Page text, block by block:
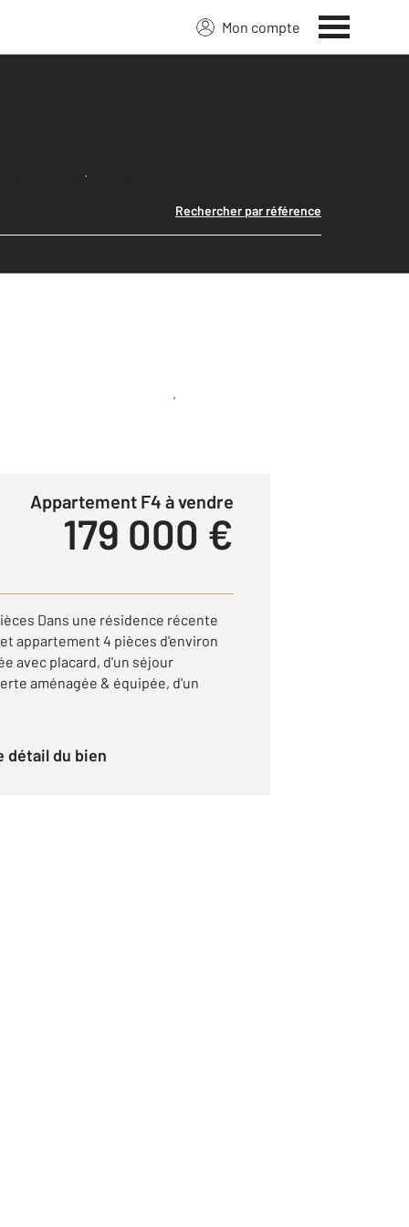
Mon compte
Lancer ma recherche
Rechercher par référence
Créer une alerte
Appartement F4 à vendre
179 000 €
Dans une résidence récente
appartement 4 pièces d'environ
avec placard, d'un séjour
aménagée & équipée, d'un
détail du bien